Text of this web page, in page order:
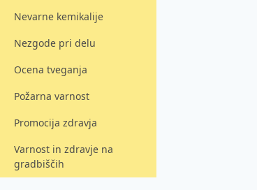
Nevarne kemikalije
Nezgode pri delu
Ocena tveganja
Požarna varnost
Promocija zdravja
Varnost in zdravje na
gradbiščih